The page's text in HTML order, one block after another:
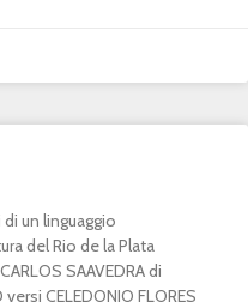
un linguaggio
del Rio de la Plata
SAAVEDRA di
versi CELEDONIO FLORES